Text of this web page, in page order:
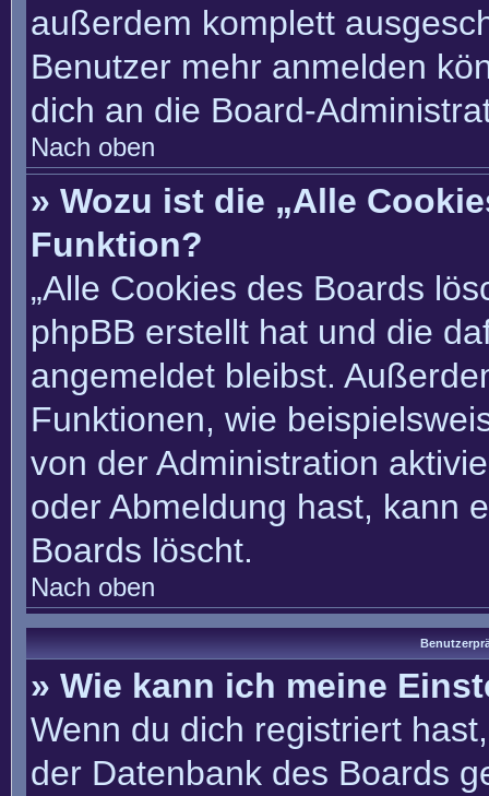
außerdem komplett
Benutzer mehr anmelden
dich an die Board-
Nach oben
» Wozu ist die „Alle
Funktion?
„Alle Cookies des Boards
phpBB erstellt hat und die
angemeldet bleibst.
Funktionen, wie
von der Administration
oder Abmeldung hast, kann
Boards löscht.
Nach oben
» Wie kann ich meine
Wenn du dich registriert
der Datenbank des Boards